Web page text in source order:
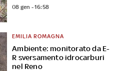
08 gen - 16:58
Ambiente: monitorato da E-
R sversamento idrocarburi
nel Reno
EMILIA ROMAGNA